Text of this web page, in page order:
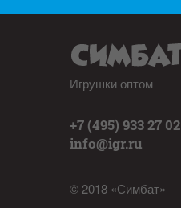
Игрушки оптом
+7 (495) 933 27 02
info@igr.ru
© 2018 «Симбат»